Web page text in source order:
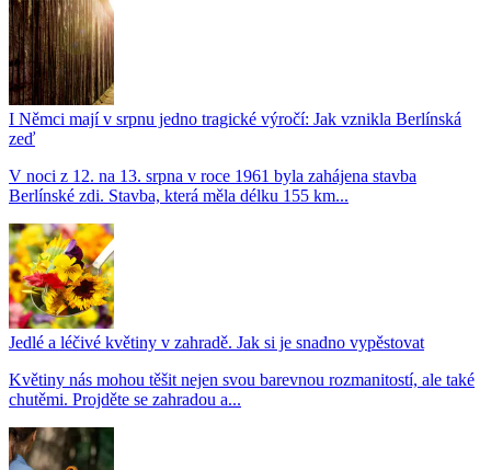
I Němci mají v srpnu jedno tragické výročí: Jak vznikla Berlínská
zeď
V noci z 12. na 13. srpna v roce 1961 byla zahájena stavba
Berlínské zdi. Stavba, která měla délku 155 km...
Jedlé a léčivé květiny v zahradě. Jak si je snadno vypěstovat
Květiny nás mohou těšit nejen svou barevnou rozmanitostí, ale také
chutěmi. Projděte se zahradou a...